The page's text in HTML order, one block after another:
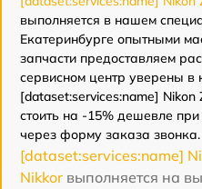
выполняется в нашем
Екатеринбурге опытными
запчасти предоставляем
сервисном центр уверены в
[dataset:services:name] Nikon
стоить на -15% дешевле
через форму заказа звонка.
[dataset:services:name]
Nikkor выполняется на